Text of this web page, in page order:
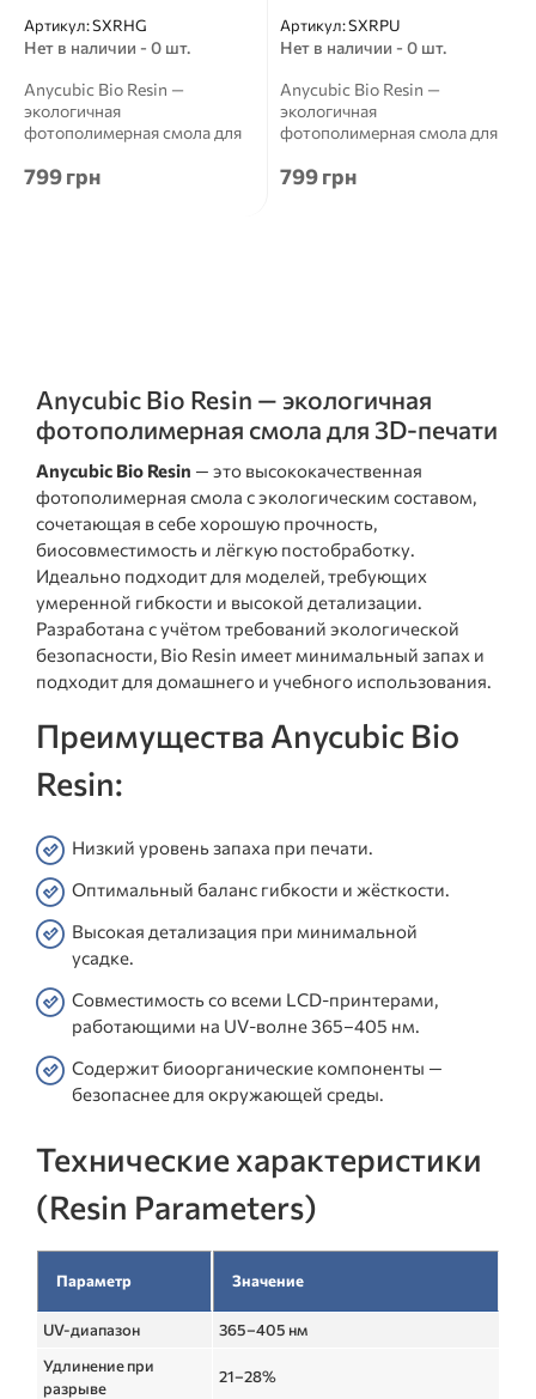
Артикул:SXRHG
Нет в наличии - 0 шт.
Anycubic Bio Resin —
экологичная
фотополимерная смола для
&mdash...
799 грн
Артикул:SXRPU
Нет в наличии - 0 шт.
Anycubic Bio Resin —
экологичная
фотополимерная смола для
&mdash...
799 грн
Anycubic Bio Resin — экологичная
фотополимерная смола для 3D-печати
Anycubic Bio Resin — это высококачественная
фотополимерная смола с экологическим составом,
сочетающая в себе хорошую прочность,
биосовместимость и лёгкую постобработку.
Идеально подходит для моделей, требующих
умеренной гибкости и высокой детализации.
Разработана с учётом требований экологической
безопасности, Bio Resin имеет минимальный запах и
подходит для домашнего и учебного использования.
Преимущества Anycubic Bio
Resin:
Низкий уровень запаха при печати.
Оптимальный баланс гибкости и жёсткости.
Высокая детализация при минимальной
усадке.
Совместимость со всеми LCD-принтерами,
работающими на UV-волне 365–405 нм.
Содержит биоорганические компоненты —
безопаснее для окружающей среды.
Технические характеристики
(Resin Parameters)
Параметр Значение
UV-диапазон
365–405 нм
Удлинение при
разрыве
21–28%